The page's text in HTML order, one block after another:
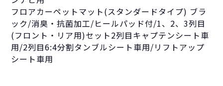
フロアカーペットマット(スタンダードタイプ) ブラ
ック/消臭・抗菌加工/ヒールパッド付/1、2、3列目
(フロント・リア用)セット2列目キャプテンシート車
用/2列目6:4分割タンブルシート車用/リフトアップ
シート車用